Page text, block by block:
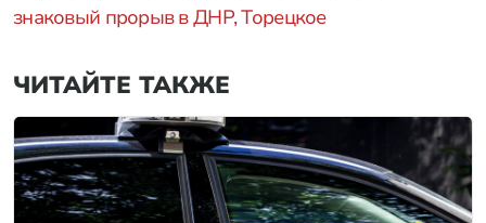
знаковый прорыв в ДНР, Торецкое
ЧИТАЙТЕ ТАКЖЕ